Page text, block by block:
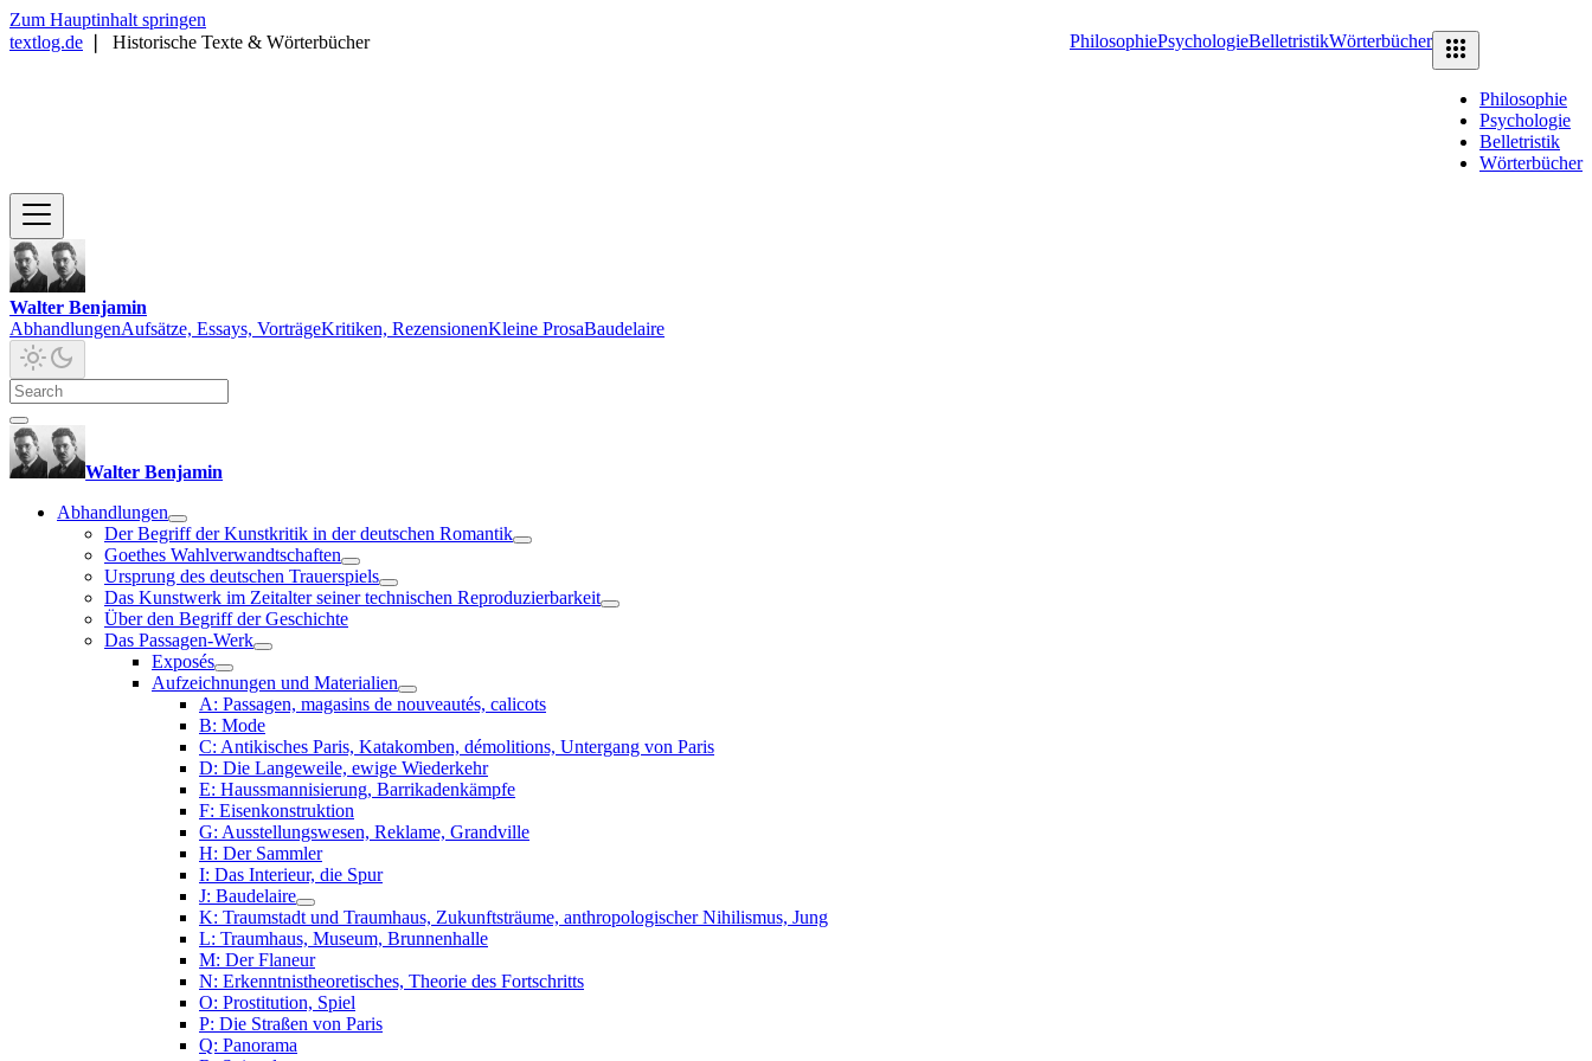
Zum Hauptinhalt springen
textlog.de
Historische Texte & Wörterbücher PhilosophiePsychologieBelletristikWörterbücher
Philosophie
Psychologie
Belletristik
Wörterbücher
Walter Benjamin
AbhandlungenAufsätze, Essays, VorträgeKritiken, RezensionenKleine ProsaBaudelaire
Walter Benjamin
Abhandlungen
Der Begriff der Kunstkritik in der deutschen Romantik
Goethes Wahlverwandtschaften
Ursprung des deutschen Trauerspiels
Das Kunstwerk im Zeitalter seiner technischen Reproduzierbarkeit
Über den Begriff der Geschichte
Das Passagen-Werk
Exposés
Aufzeichnungen und Materialien
A: Passagen, magasins de nouveautés, calicots
B: Mode
C: Antikisches Paris, Katakomben, démolitions, Untergang von Paris
D: Die Langeweile, ewige Wiederkehr
E: Haussmannisierung, Barrikadenkämpfe
F: Eisenkonstruktion
G: Ausstellungswesen, Reklame, Grandville
H: Der Sammler
I: Das Interieur, die Spur
J: Baudelaire
K: Traumstadt und Traumhaus, Zukunftsträume, anthropologischer Nihilismus, Jung
L: Traumhaus, Museum, Brunnenhalle
M: Der Flaneur
N: Erkenntnistheoretisches, Theorie des Fortschritts
O: Prostitution, Spiel
P: Die Straßen von Paris
Q: Panorama